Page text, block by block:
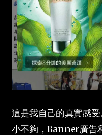
這是我自己的真實感
小不夠，Banner廣告